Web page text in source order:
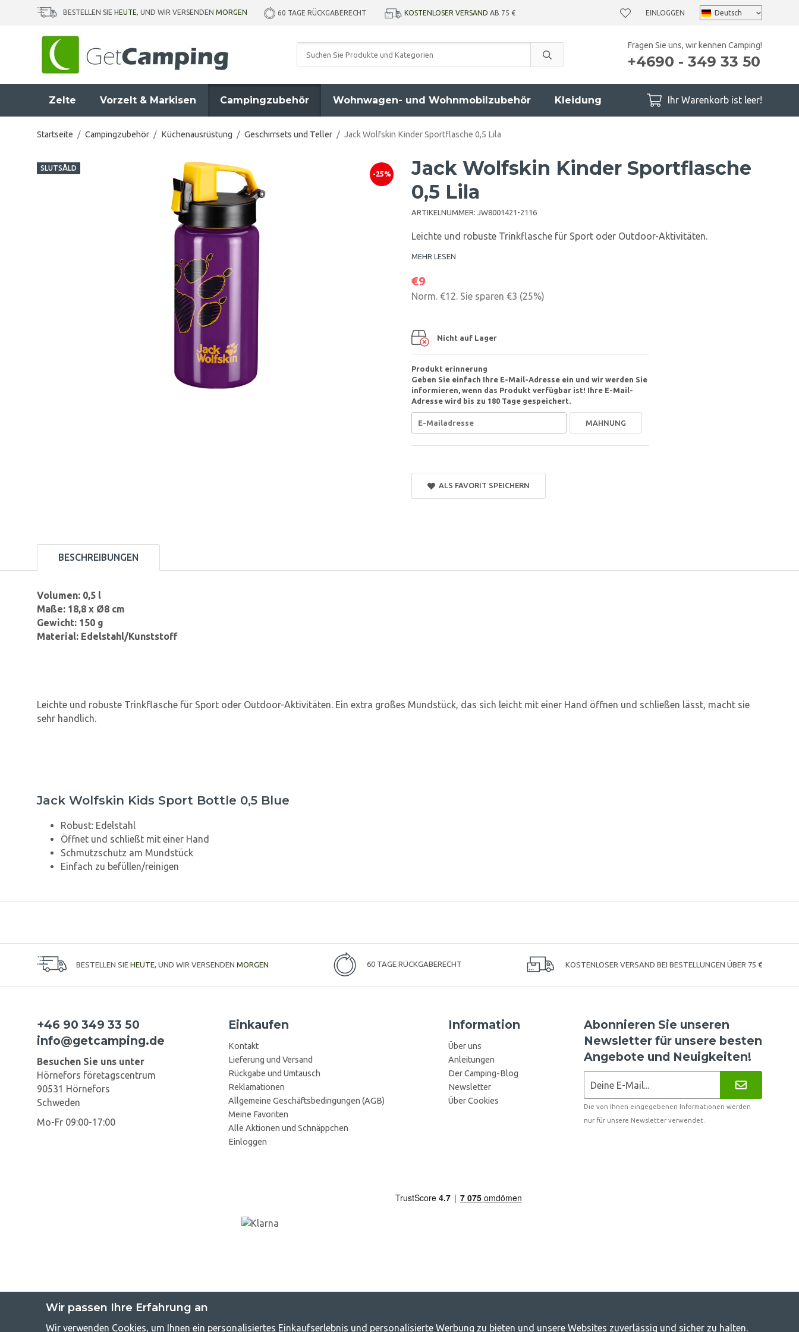
BESTELLEN SIE HEUTE, UND WIR VERSENDEN MORGEN 60 TAGE RÜCKGABERECHT KOSTENLOSER VERSAND AB 75 € EINLOGGEN
Fragen Sie uns, wir kennen Camping!
+4690 - 349 33 50
Zelte Vorzelt & Markisen Campingzubehör Wohnwagen- und Wohnmobilzubehör Kleidung Ihr Warenkorb ist leer!
Startseite / Campingzubehör / Küchenausrüstung / Geschirrsets und Teller / Jack Wolfskin Kinder Sportflasche 0,5 Lila
SLUTSÅLD
-25%
Jack Wolfskin Kinder Sportflasche
0,5 Lila
ARTIKELNUMMER: JW8001421-2116
Leichte und robuste Trinkflasche für Sport oder Outdoor-Aktivitäten.
MEHR LESEN
€9
Norm. €12. Sie sparen €3 (25%)
Nicht auf Lager
Produkt erinnerung
Geben Sie einfach Ihre E-Mail-Adresse ein und wir werden Sie
informieren, wenn das Produkt verfügbar ist! Ihre E-Mail-
Adresse wird bis zu 180 Tage gespeichert.
MAHNUNG
ALS FAVORIT SPEICHERN
BESCHREIBUNGEN
Volumen: 0,5 l
Maße: 18,8 x Ø8 cm
Gewicht: 150 g
Material: Edelstahl/Kunststoff
Leichte und robuste Trinkflasche für Sport oder Outdoor-Aktivitäten. Ein extra großes Mundstück, das sich leicht mit einer Hand öffnen und schließen lässt, macht sie
sehr handlich.
Jack Wolfskin Kids Sport Bottle 0,5 Blue
Robust: Edelstahl
Öffnet und schließt mit einer Hand
Schmutzschutz am Mundstück
Einfach zu befüllen/reinigen
BESTELLEN SIE HEUTE , UND WIR VERSENDEN MORGEN 60 TAGE RÜCKGABERECHT KOSTENLOSER VERSAND BEI BESTELLUNGEN ÜBER 75 €
+46 90 349 33 50
info@getcamping.de
Besuchen Sie uns unter
Hörnefors företagscentrum
90531 Hörnefors
Schweden
Mo-Fr 09:00-17:00
Einkaufen
Kontakt
Lieferung und Versand
Rückgabe und Umtausch
Reklamationen
Allgemeine Geschäftsbedingungen (AGB)
Meine Favoriten
Alle Aktionen und Schnäppchen
Einloggen
Information
Über uns
Anleitungen
Der Camping-Blog
Newsletter
Über Cookies
Abonnieren Sie unseren
Newsletter für unsere besten
Angebote und Neuigkeiten!
Die von Ihnen eingegebenen Informationen werden
nur für unsere Newsletter verwendet.
Wir passen Ihre Erfahrung an
Wir verwenden Cookies, um Ihnen ein personalisiertes Einkaufserlebnis und personalisierte Werbung zu bieten und unsere Websites zuverlässig und sicher zu halten.